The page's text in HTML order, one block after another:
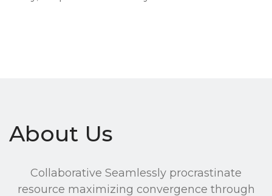
About Us
Collaborative Seamlessly procrastinate
resource maximizing convergence through